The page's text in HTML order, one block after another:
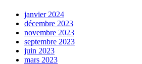
janvier 2024
décembre 2023
novembre 2023
septembre 2023
juin 2023
mars 2023